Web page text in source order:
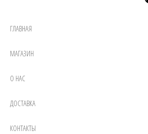
ГЛАВНАЯ
МАГАЗИН
О НАС
ДОСТАВКА
КОНТАКТЫ